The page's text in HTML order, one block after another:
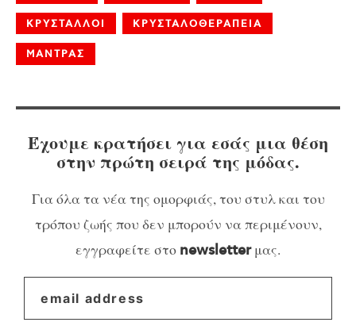
ΚΡΥΣΤΑΛΛΟΙ ΚΡΥΣΤΑΛΟΘΕΡΑΠΕΙΑ
ΜΑΝΤΡΑΣ
Έχουμε κρατήσει για εσάς μια θέση
στην πρώτη σειρά της μόδας.
Για όλα τα νέα της ομορφιάς, του στυλ και του
τρόπου ζωής που δεν μπορούν να περιμένουν,
εγγραφείτε στο newsletterμας.